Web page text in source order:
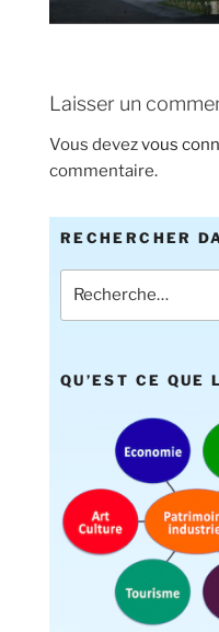
Laisser un
Vous devezvous
commentaire.
RECHERCHER
QU’EST CE QUE